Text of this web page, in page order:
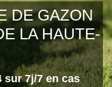
DE GAZON
LA HAUTE-
sur 7j/7 en cas